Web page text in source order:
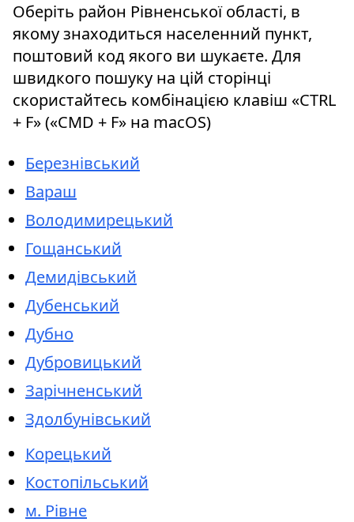
Оберіть район Рівненської області, в
якому знаходиться населенний пункт,
поштовий код якого ви шукаєте. Для
швидкого пошуку на цій сторінці
скористайтесь комбінацією клавіш «CTRL
+ F» («CMD + F» на macOS)
Березнівський
Вараш
Володимирецький
Гощанський
Демидівський
Дубенський
Дубно
Дубровицький
Зарічненський
Здолбунівський
Корецький
Костопільський
м. Рівне